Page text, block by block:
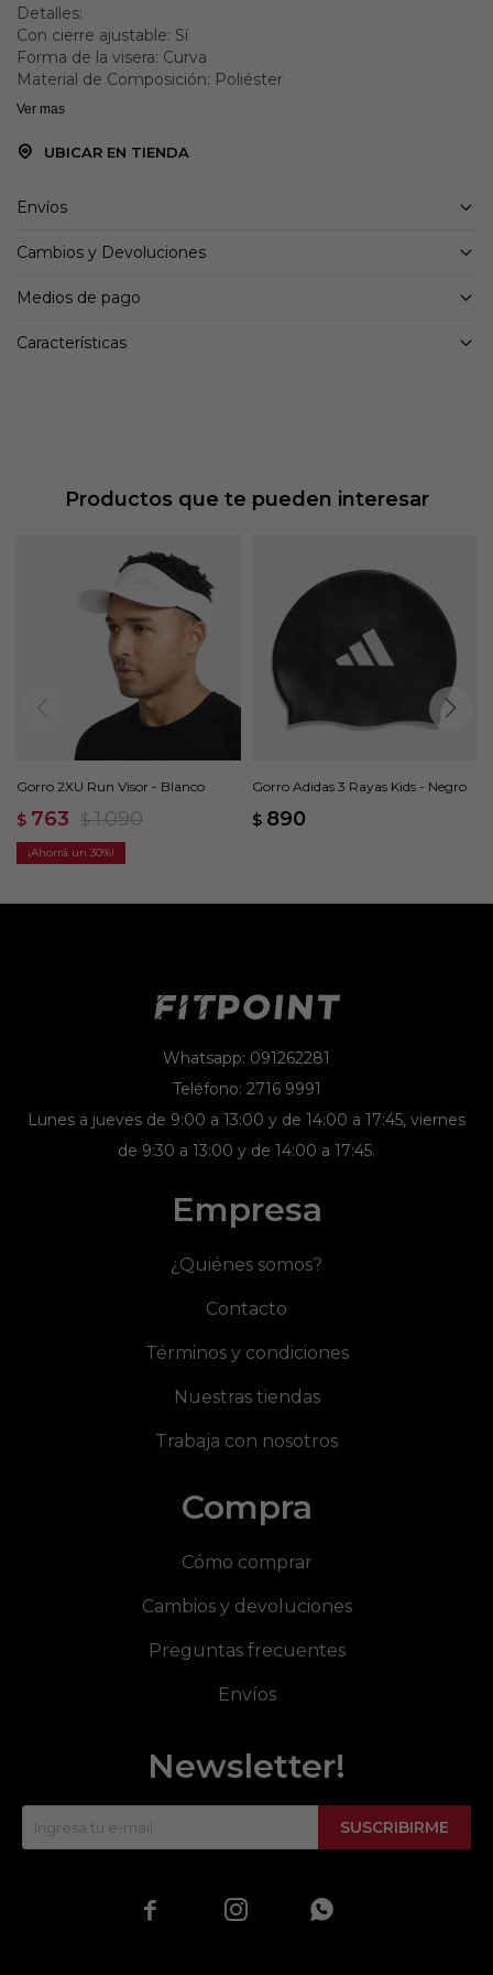
Detalles:
Con cierre ajustable: Sí
Forma de la visera: Curva
Material de Composición: Poliéster
Ver mas
UBICAR EN TIENDA
Envíos
Cambios y Devoluciones
Medios de pago
Características
Productos que te pueden interesar
Gorro 2XU Run Visor - Blanco
$ 763 $ 1.090
30
Gorro Adidas 3 Rayas Kids - Negro
$ 890
Whatsapp: 091262281
Teléfono: 2716 9991
Lunes a jueves de 9:00 a 13:00 y de 14:00 a 17:45, viernes
de 9:30 a 13:00 y de 14:00 a 17:45.
Empresa
¿Quiénes somos?
Contacto
Términos y condiciones
Nuestras tiendas
Trabaja con nosotros
Compra
Cómo comprar
Cambios y devoluciones
Preguntas frecuentes
Envíos
Newsletter!
SUSCRIBIRME
  